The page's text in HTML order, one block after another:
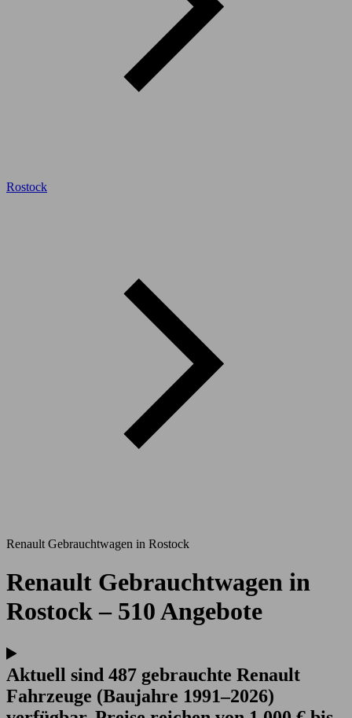
Rostock
Renault Gebrauchtwagen in Rostock
Renault Gebrauchtwagen in
Rostock – 510 Angebote
Aktuell sind 487 gebrauchte Renault
Fahrzeuge (Baujahre 1991–2026)